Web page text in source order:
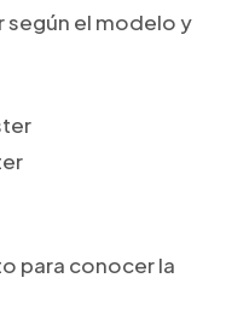
según el modelo y
para conocer la